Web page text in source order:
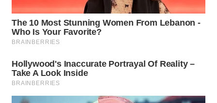
MALUT
WN
DAIRI
WN
DANAU
TOBA